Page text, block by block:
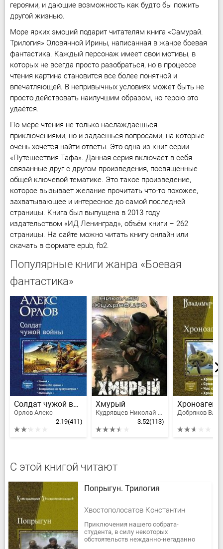
героями, и дающие возможность как будто бы пожить
другой жизнью.
Море ярких эмоций подарит читателям книга «Самурай.
Трилогия» Оловянной Ирины, написанная в жанре боевая
фантастика. Каждый персонаж имеет свои мотивы, в
которых не всегда просто разобраться, но в процессе
чтения картина становится все более понятной и
впечатляющей. В непривычных условиях может быть не
просто действовать наилучшим образом, но герою это
удаётся.
По мере чтения не только наслаждаешься
приключениями, но и задаешься вопросами, на которые
очень хочется найти ответы. Это одна из книг серии
«Путешествия Тафа». Данная серия включает в себя
связанные друг с другом произведения, посвященные
общей ключевой тематике. Это такое произведение,
которое вызывает желание прочитать что-то похожее,
захватывающее и интересное до самой последней
страницы. Книга был выпущена в 2013 году
издательством «ИД Ленинград», объём книги – 262
страницы. На сайте можно читать книгу онлайн или
скачать в формате epub, fb2.
Популярные книги жанра «Боевая
фантастика»
Солдат чужой войны
Орлов Алекс
2.19(411)
Хмурый
Кудрявцев Николай Федорович
3.52(113)
С этой книгой читают
Попрыгун. Трилогия
Хвостополосатов Константин
Приключения нашего собрата-
студента, в силу некоторых
обстоятельств нежданно-негаданно